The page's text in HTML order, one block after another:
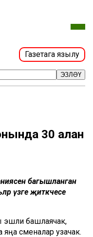
Газетага язылу
ЭЗЛӘҮ
30 алан
багышланган
үзәге җитәкчесе
эшли башлаячак,
сменалар узачак.